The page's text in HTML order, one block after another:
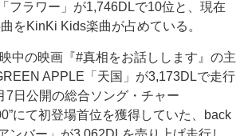
フラワー」が1,746DLで10位と、現在
をKinKi Kids楽曲が占めている。
中の映画『#真相をお話しします』の主
APPLE「天国」が3,173DLで走行
7日公開の総合ソング・チャー
にて初登場首位を獲得していた、back